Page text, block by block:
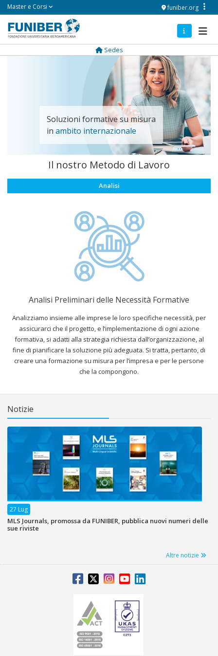
Salta
al
contenuto
principale
Master e Corsi funiber.org
Navegación
principal
Sedes
Soluzioni formative su misura
in ambito internazionale
Formazione e Consulenza
dirette ad imprese e governi
Il nostro Metodo di Lavoro
Analisi
Analisi Preliminari delle Necessità Formative
Analizziamo insieme alle imprese le loro specifiche necessità, per
assicurarci che il progetto, e l’implementazione di ogni azione
formativa, si adatti alla strategia richiesta dall’organizzazione, al
fine di pianificare la soluzione più adeguata. Si tratta, pertanto, di
creare una formazione su misura per l’impresa e per le persone
che la compongono.
Notizie
27 Lug
MLS Journals, promossa da FUNIBER, pubblica nuovi numeri delle
sue riviste
Altre notizie